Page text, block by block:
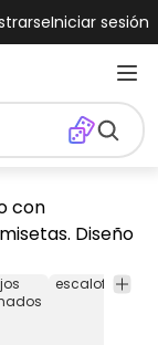
Iniciar sesión
con
Diseño
escalofriante